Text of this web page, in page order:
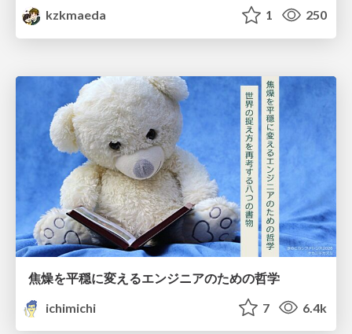
kzkmaeda
1 250
焦燥を平穏に変えるエンジニアのための哲学
ichimichi
7 6.4k